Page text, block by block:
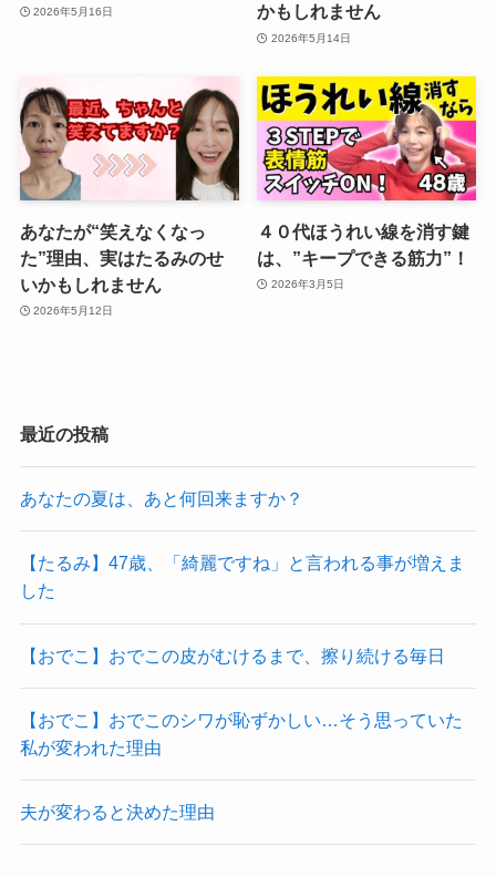
2026年5月16日
かもしれません
2026年5月14日
あなたが“笑えなくなっ
た”理由、実はたるみのせ
いかもしれません
2026年5月12日
４０代ほうれい線を消す鍵
は、”キープできる筋力”！
2026年3月5日
最近の投稿
あなたの夏は、あと何回来ますか？
【たるみ】47歳、「綺麗ですね」と言われる事が増えま
した
【おでこ】おでこの皮がむけるまで、擦り続ける毎日
【おでこ】おでこのシワが恥ずかしい…そう思っていた
私が変われた理由
夫が変わると決めた理由